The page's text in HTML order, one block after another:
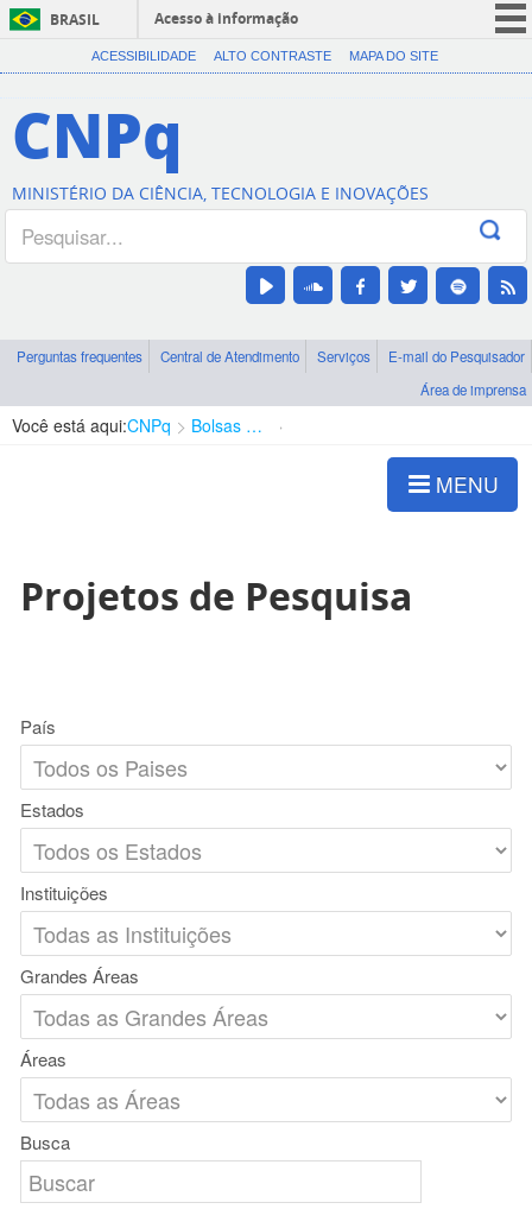
BRASIL
Acesso à informação
CORONAVÍRUS (COVID-19)
Canais
ACESSIBILIDADE ALTO CONTRASTE MAPA DO SITE
CNPq
MINISTÉRIO DA CIÊNCIA, TECNOLOGIA E INOVAÇÕES
Perguntas frequentes Central de Atendimento Serviços
E-mail do Pesquisador
Área de imprensa
Você está aqui:CNPq Bolsas e Auxílios Vigentes
MENU
Projetos de Pesquisa
País
Estados
Instituições
Grandes Áreas
Áreas
Busca